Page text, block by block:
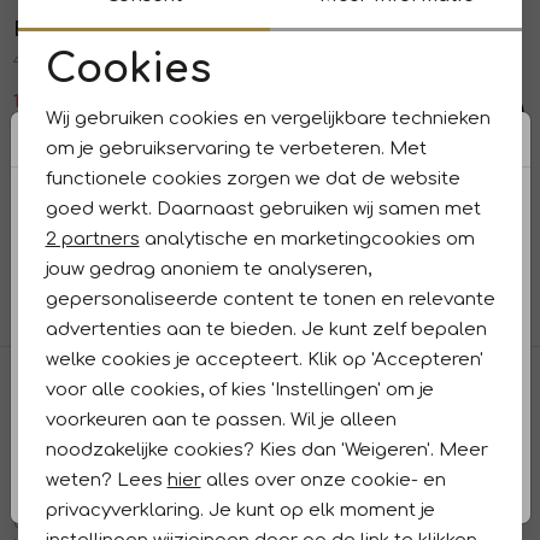
1/2
B-Three
456
119,97
1/2
B-Three
B-Three
179,95
1
filters
Waarom wij zo gek zijn op B-Three blazers
en jasjes
De blazers en jasjes van B-Three staan bekend om hun
perfecte pasvorm en het hoge draagcomfort. Ze worden
vervaardigd van flexibele stretchstoffen, waardoor ze mooi
aansluiten en tegelijkertijd voldoende bewegingsvrijheid
Noodzakelijke cookies
Personalisatie cookies
Analytische cookies
Marketing cookies
Cookies
Wij gebruiken cookies en vergelijkbare technieken
om je gebruikservaring te verbeteren. Met
functionele cookies zorgen we dat de website
goed werkt. Daarnaast gebruiken wij samen met
2 partners analytische en marketingcookies om
jouw gedrag anoniem te analyseren,
gepersonaliseerde content te tonen en relevante
advertenties aan te bieden. Je kunt zelf bepalen
welke cookies je accepteert. Klik op 'Accepteren'
voor alle cookies, of kies 'Instellingen' om je
voorkeuren aan te passen. Wil je alleen
noodzakelijke cookies? Kies dan 'Weigeren'. Meer
weten? Lees hieralles over onze cookie- en
privacyverklaring. Je kunt op elk moment je